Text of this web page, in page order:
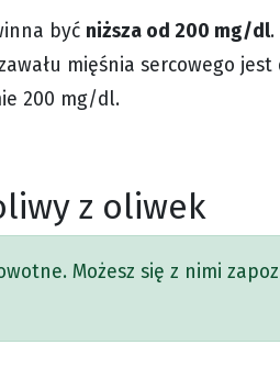
być niższa od 200 mg/dl.
mięśnia sercowego jest
200 mg/dl.
z oliwek
Możesz się z nimi